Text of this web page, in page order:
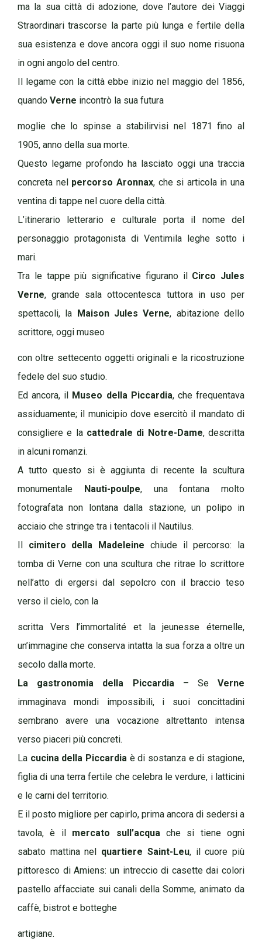
ma la sua città di adozione, dove l’autore dei Viaggi
Straordinari trascorse la parte più lunga e fertile della
sua esistenza e dove ancora oggi il suo nome risuona
in ogni angolo del centro.
Il legame con la città ebbe inizio nel maggio del 1856,
quando Verne incontrò la sua futura
moglie che lo spinse a stabilirvisi nel 1871 fino al
1905, anno della sua morte.
Questo legame profondo ha lasciato oggi una traccia
concreta nel percorso Aronnax, che si articola in una
ventina di tappe nel cuore della città.
L’itinerario letterario e culturale porta il nome del
personaggio protagonista di Ventimila leghe sotto i
mari.
Tra le tappe più significative figurano il Circo Jules
Verne, grande sala ottocentesca tuttora in uso per
spettacoli, la Maison Jules Verne, abitazione dello
scrittore, oggi museo
con oltre settecento oggetti originali e la ricostruzione
fedele del suo studio.
Ed ancora, il Museo della Piccardia, che frequentava
assiduamente; il municipio dove esercitò il mandato di
consigliere e la cattedrale di Notre-Dame, descritta
in alcuni romanzi.
A tutto questo si è aggiunta di recente la scultura
monumentale Nauti-poulpe, una fontana molto
fotografata non lontana dalla stazione, un polipo in
acciaio che stringe tra i tentacoli il Nautilus.
Il cimitero della Madeleine chiude il percorso: la
tomba di Verne con una scultura che ritrae lo scrittore
nell’atto di ergersi dal sepolcro con il braccio teso
verso il cielo, con la
scritta Vers l’immortalité et la jeunesse éternelle,
un’immagine che conserva intatta la sua forza a oltre un
secolo dalla morte.
La gastronomia della Piccardia– Se Verne
immaginava mondi impossibili, i suoi concittadini
sembrano avere una vocazione altrettanto intensa
verso piaceri più concreti.
La cucina della Piccardia è di sostanza e di stagione,
figlia di una terra fertile che celebra le verdure, i latticini
e le carni del territorio.
E il posto migliore per capirlo, prima ancora di sedersi a
tavola, è il mercato sull’acquache si tiene ogni
sabato mattina nel quartiere Saint-Leu, il cuore più
pittoresco di Amiens: un intreccio di casette dai colori
pastello affacciate sui canali della Somme, animato da
caffè, bistrot e botteghe
artigiane.